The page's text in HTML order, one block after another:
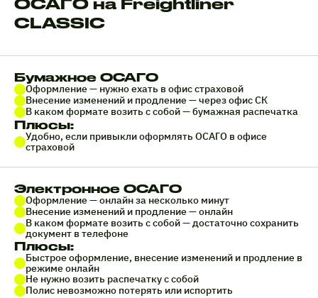
CLASSIC
Бумажное ОСАГО
Оформление — нужно ехать в офис страховой
Внесение изменений и продление — через офис СК
В каком формате возить с собой — бумажная распечатка
Плюсы:
Удобно, если привыкли оформлять ОСАГО в офисе
страховой
Электронное ОСАГО
Оформление — онлайн за несколько минут
Внесение изменений и продление — онлайн
В каком формате возить с собой — достаточно сохранить
документ в телефоне
Плюсы:
Быстрое оформление, внесение изменений и продление в
режиме онлайн
Не нужно возить распечатку с собой
Полис невозможно потерять или испортить